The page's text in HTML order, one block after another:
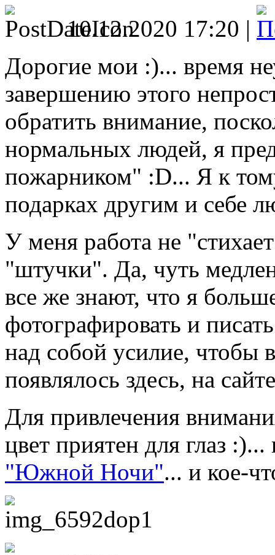
10.12.2020 17:20 |
Дорогие мои :)... время
завершению этого
обратить внимание,
нормальных людей, я
пожарником" :D... Я к
подарках другим и себе
У меня работа не
"штучки". Да, чуть
все же знают, что я
фотографировать и
над собой усилие, чтобы
появлялось здесь, на
Для привлечения
цвет приятен для глаз
"Южной Ночи"... и кое-